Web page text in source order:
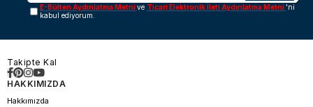
E-Bülten Aydınlatma Metnive Ticari Elektronik İleti Aydınlatma Metni 'ni
kabul ediyorum.
Takipte Kal
HAKKIMIZDA
Hakkımızda